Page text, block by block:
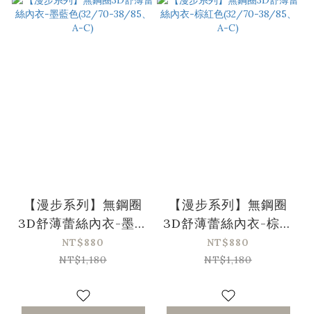
【漫步系列】無鋼圈
3D舒薄蕾絲內衣-墨藍
色(32/70-38/85、A-
C)
NT$880
NT$1,180
【漫步系列】無鋼圈
3D舒薄蕾絲內衣-棕紅
色(32/70-38/85、A-
C)
NT$880
NT$1,180